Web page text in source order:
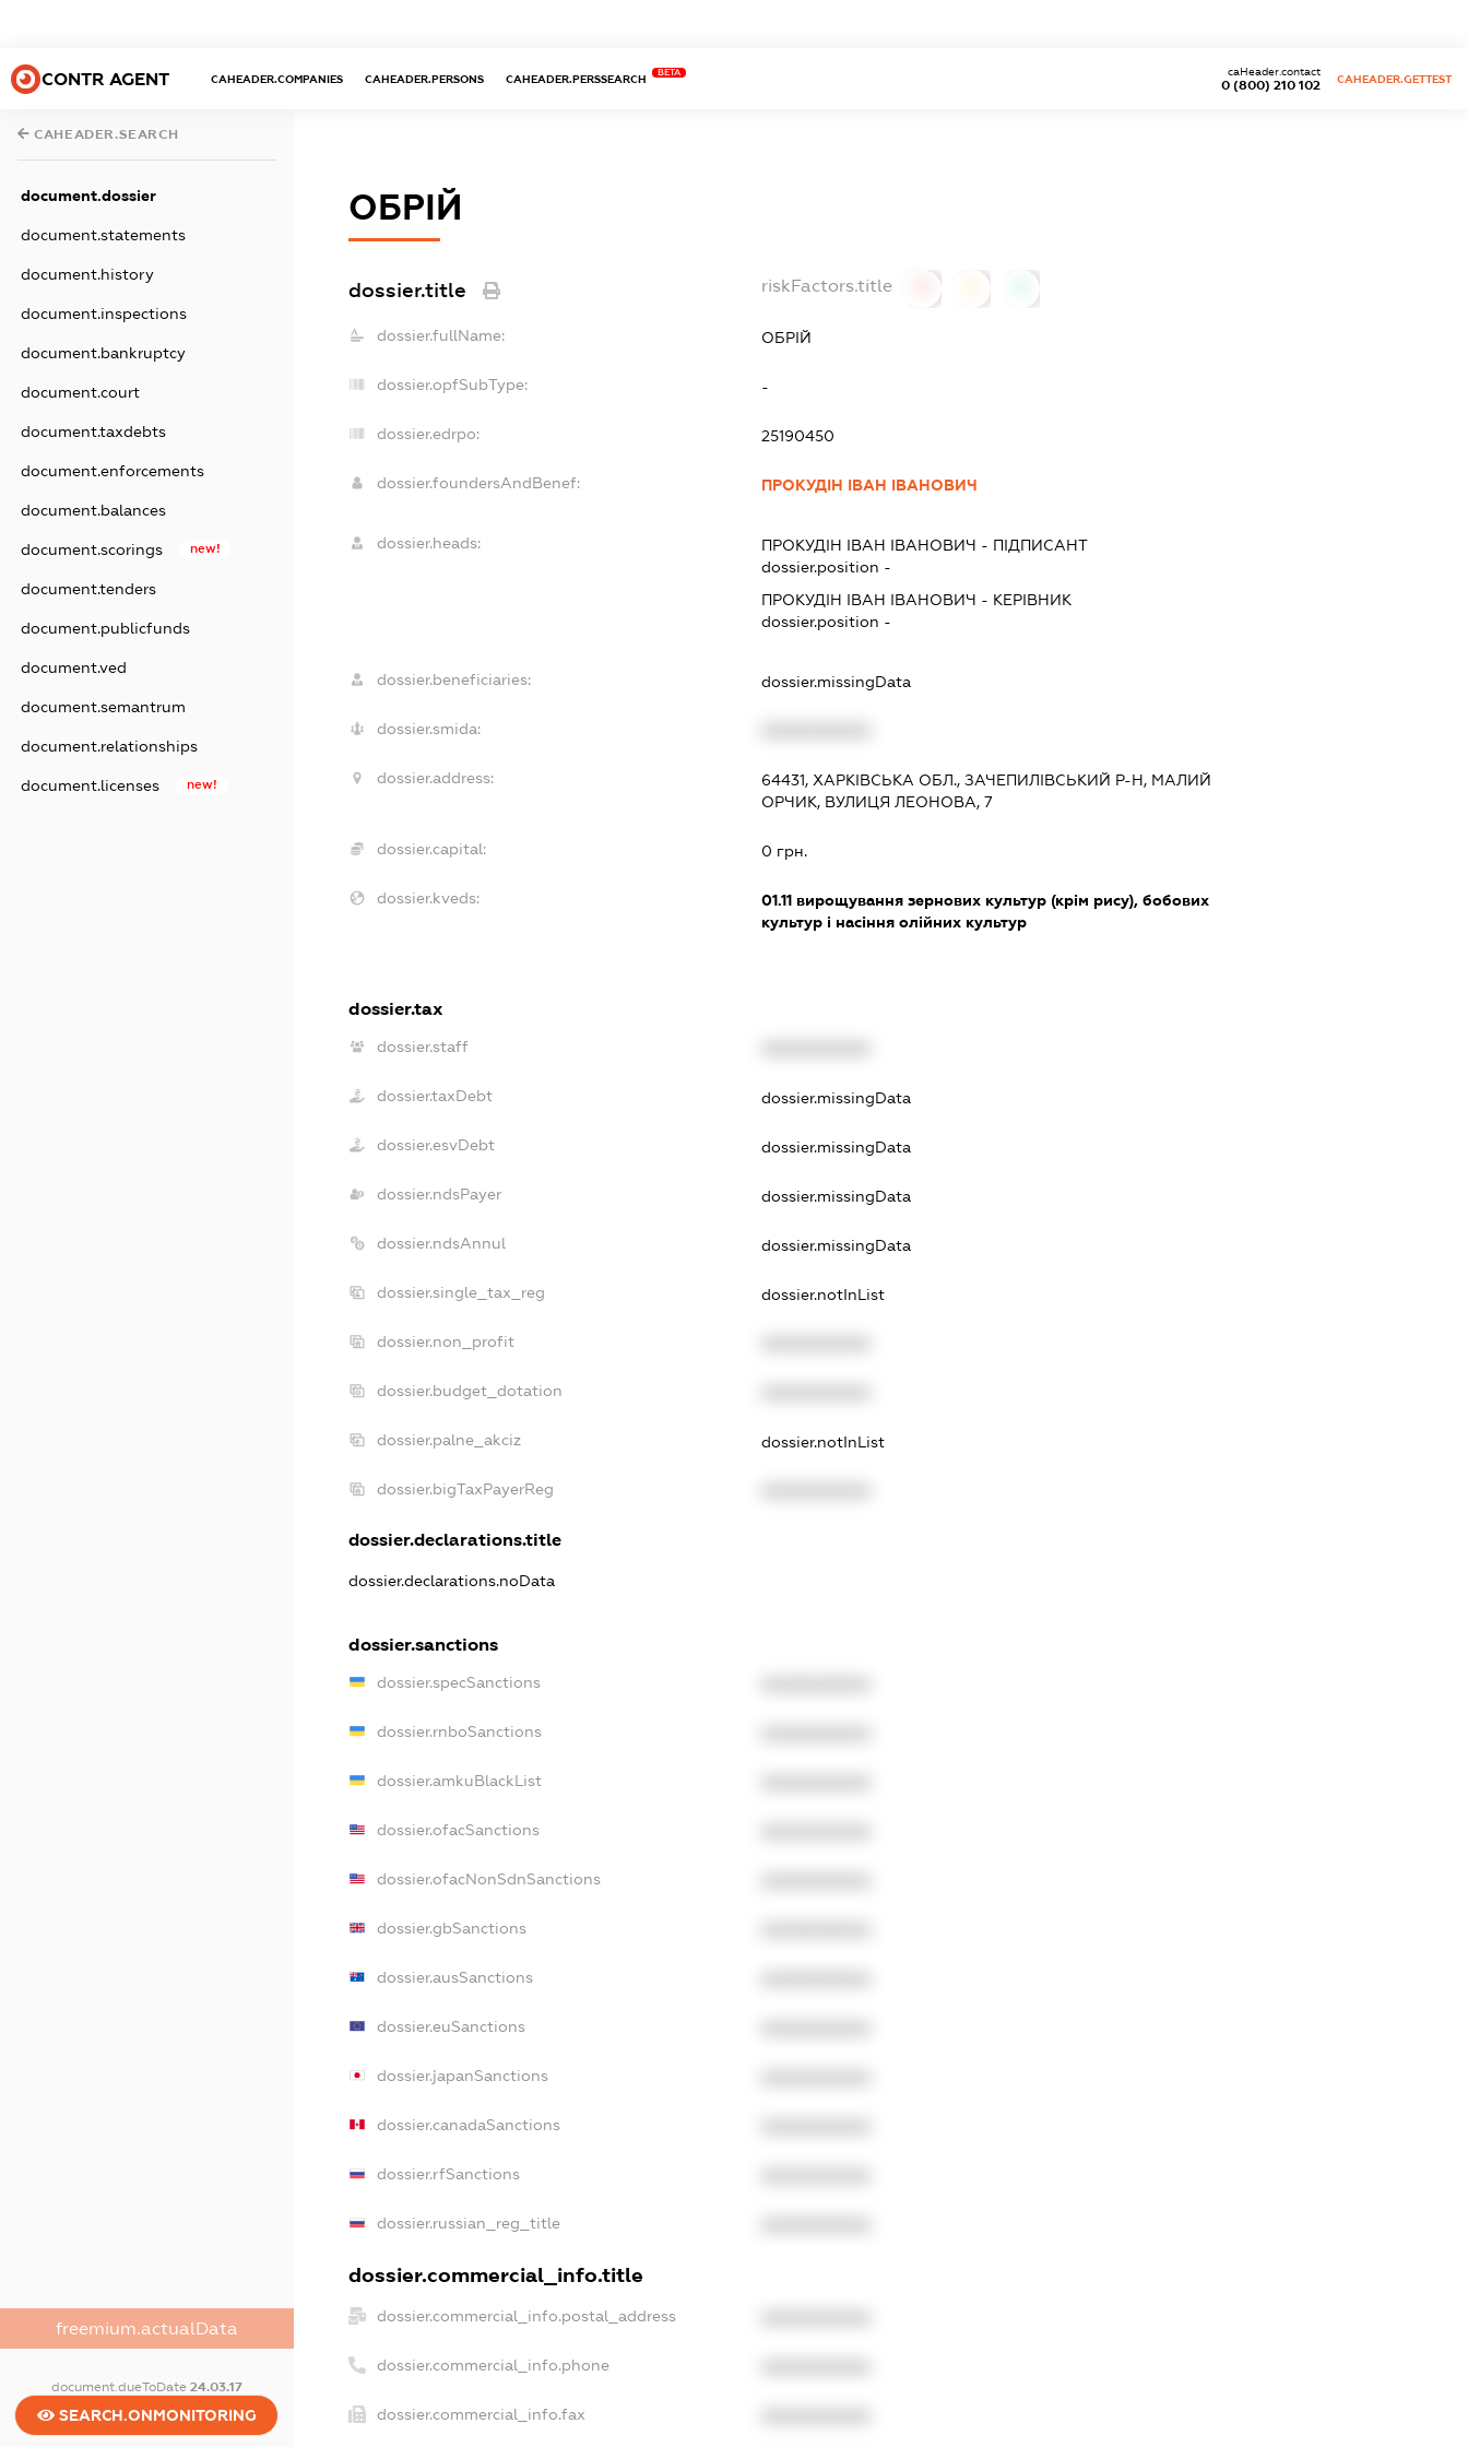
CONTR AGENT CAHEADER.COMPANIES CAHEADER.PERSONS CAHEADER.PERSSEARCH
BETA
0 (800) 210 102
caHeader.contact
CAHEADER.GETTEST
CAHEADER.SEARCH
document.dossier
document.statements
document.history
document.inspections
document.bankruptcy
document.court
document.taxdebts
document.enforcements
document.balances
document.scorings new!
document.tenders
document.publicfunds
document.ved
document.semantrum
document.relationships
document.licenses new!
freemium.actualData
document.dueToDate 24.03.17
SEARCH.ONMONITORING
ОБРІЙ
dossier.title riskFactors.title
dossier.fullName: ОБРІЙ
dossier.opfSubType: -
dossier.edrpo: 25190450
dossier.foundersAndBenef: ПРОКУДІН ІВАН ІВАНОВИЧ
dossier.heads: ПРОКУДІН ІВАН ІВАНОВИЧ - ПІДПИСАНТ
dossier.position -
ПРОКУДІН ІВАН ІВАНОВИЧ - КЕРІВНИК
dossier.position -
dossier.beneficiaries: dossier.missingData
dossier.smida:
dossier.address:
64431, ХАРКІВСЬКА ОБЛ., ЗАЧЕПИЛІВСЬКИЙ Р-Н, МАЛИЙ
ОРЧИК, ВУЛИЦЯ ЛЕОНОВА, 7
dossier.capital: 0 грн.
dossier.kveds: 01.11 вирощування зернових культур (крім рису), бобових
культур і насіння олійних культур
dossier.tax
dossier.staff
dossier.taxDebt dossier.missingData
dossier.esvDebt dossier.missingData
dossier.ndsPayer dossier.missingData
dossier.ndsAnnul dossier.missingData
dossier.single_tax_reg dossier.notInList
dossier.non_profit
dossier.budget_dotation
dossier.palne_akciz dossier.notInList
dossier.bigTaxPayerReg
dossier.declarations.title
dossier.declarations.noData
dossier.sanctions
dossier.specSanctions
dossier.rnboSanctions
dossier.amkuBlackList
dossier.ofacSanctions
dossier.ofacNonSdnSanctions
dossier.gbSanctions
dossier.ausSanctions
dossier.euSanctions
dossier.japanSanctions
dossier.canadaSanctions
dossier.rfSanctions
dossier.russian_reg_title
dossier.commercial_info.title
dossier.commercial_info.postal_address
dossier.commercial_info.phone
dossier.commercial_info.fax